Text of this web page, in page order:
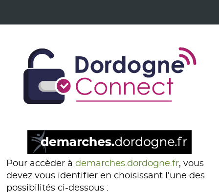
Pour accèder à demarches.dordogne.fr, vous
devez vous identifier en choisissant l’une des
possibilités ci-dessous :